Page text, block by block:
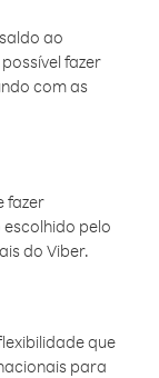
ao
fazer
com as
fazer
pelo
do Viber.
que
para